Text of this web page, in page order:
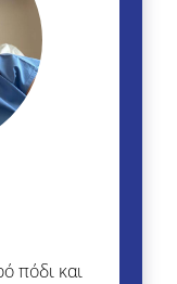
πόδι και